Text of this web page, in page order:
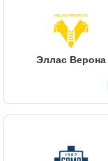
Эллас Верона